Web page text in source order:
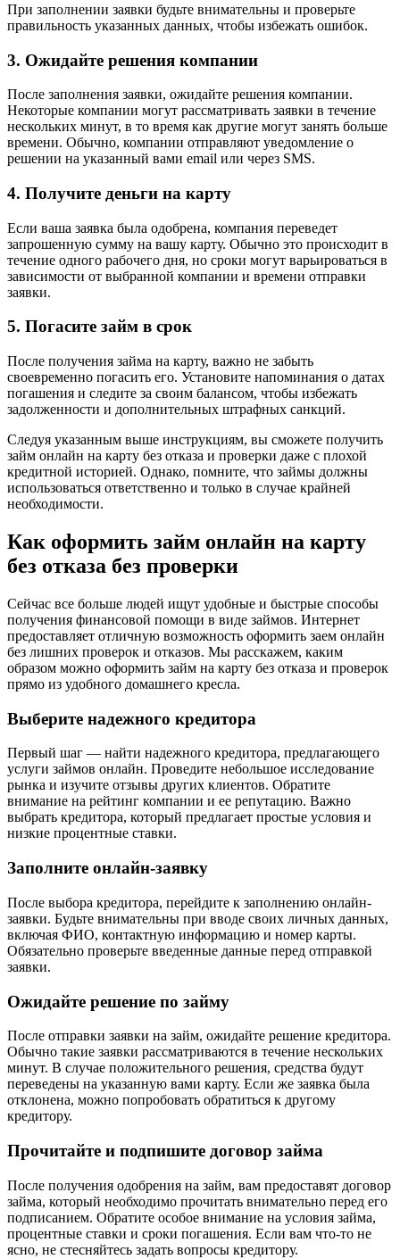
При заполнении заявки будьте внимательны и проверьте
правильность указанных данных, чтобы избежать ошибок.
3. Ожидайте решения компании
После заполнения заявки, ожидайте решения компании.
Некоторые компании могут рассматривать заявки в течение
нескольких минут, в то время как другие могут занять больше
времени. Обычно, компании отправляют уведомление о
решении на указанный вами email или через SMS.
4. Получите деньги на карту
Если ваша заявка была одобрена, компания переведет
запрошенную сумму на вашу карту. Обычно это происходит в
течение одного рабочего дня, но сроки могут варьироваться в
зависимости от выбранной компании и времени отправки
заявки.
5. Погасите займ в срок
После получения займа на карту, важно не забыть
своевременно погасить его. Установите напоминания о датах
погашения и следите за своим балансом, чтобы избежать
задолженности и дополнительных штрафных санкций.
Следуя указанным выше инструкциям, вы сможете получить
займ онлайн на карту без отказа и проверки даже с плохой
кредитной историей. Однако, помните, что займы должны
использоваться ответственно и только в случае крайней
необходимости.
Как оформить займ онлайн на карту
без отказа без проверки
Сейчас все больше людей ищут удобные и быстрые способы
получения финансовой помощи в виде займов. Интернет
предоставляет отличную возможность оформить заем онлайн
без лишних проверок и отказов. Мы расскажем, каким
образом можно оформить займ на карту без отказа и проверок
прямо из удобного домашнего кресла.
Выберите надежного кредитора
Первый шаг — найти надежного кредитора, предлагающего
услуги займов онлайн. Проведите небольшое исследование
рынка и изучите отзывы других клиентов. Обратите
внимание на рейтинг компании и ее репутацию. Важно
выбрать кредитора, который предлагает простые условия и
низкие процентные ставки.
Заполните онлайн-заявку
После выбора кредитора, перейдите к заполнению онлайн-
заявки. Будьте внимательны при вводе своих личных данных,
включая ФИО, контактную информацию и номер карты.
Обязательно проверьте введенные данные перед отправкой
заявки.
Ожидайте решение по займу
После отправки заявки на займ, ожидайте решение кредитора.
Обычно такие заявки рассматриваются в течение нескольких
минут. В случае положительного решения, средства будут
переведены на указанную вами карту. Если же заявка была
отклонена, можно попробовать обратиться к другому
кредитору.
Прочитайте и подпишите договор займа
После получения одобрения на займ, вам предоставят договор
займа, который необходимо прочитать внимательно перед его
подписанием. Обратите особое внимание на условия займа,
процентные ставки и сроки погашения. Если вам что-то не
ясно, не стесняйтесь задать вопросы кредитору.